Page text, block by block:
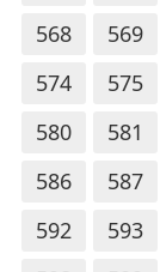
568
569
574
575
580
581
586
587
592
593